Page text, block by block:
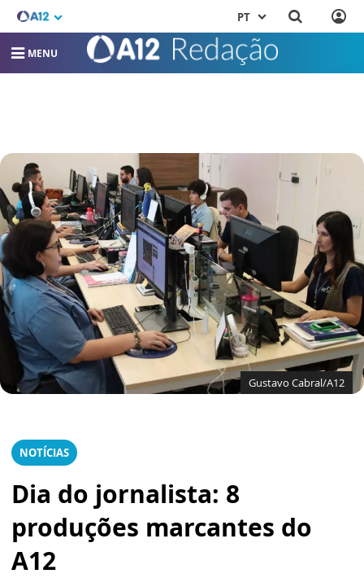
PT
MENU
Gustavo Cabral/A12
NOTÍCIAS
Dia do jornalista: 8
produções marcantes do
A12